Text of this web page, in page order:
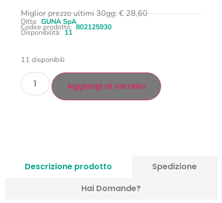
Miglior prezzo ultimi 30gg:€28,60
Ditta: GUNA SpA
Codice prodotto: 802125930
Disponibilità: 11
11 disponibili
Aggiungi al carrello
Descrizione prodotto
Spedizione
Hai Domande?